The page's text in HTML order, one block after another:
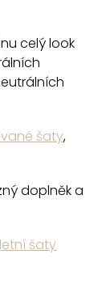
celý look
šaty,
doplněk a
letní šaty